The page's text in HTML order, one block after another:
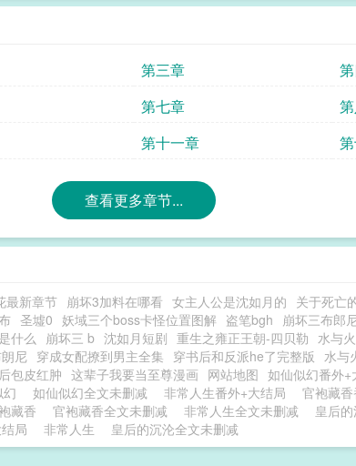
第三章
第七章
第十一章
查看更多章节...
最新章节 崩坏3加料在哪看 女主人公是沈如月的 关于死亡
圣墟0 妖域三个boss卡怪位置图解 盗笔bgh 崩坏三布郎
什么 崩坏三 b 沈如月短剧 重生之雍正王朝-四贝勒 水与
尼 穿成女配撩到男主全集 穿书后和反派he了完整版 水与
包皮红肿 这辈子我要当至尊漫画 网站地图 如仙似幻番外+
如仙似幻全文未删减 非常人生番外+大结局 官袍藏
藏香 官袍藏香全文未删减 非常人生全文未删减 皇后
局 非常人生 皇后的沉沦全文未删减